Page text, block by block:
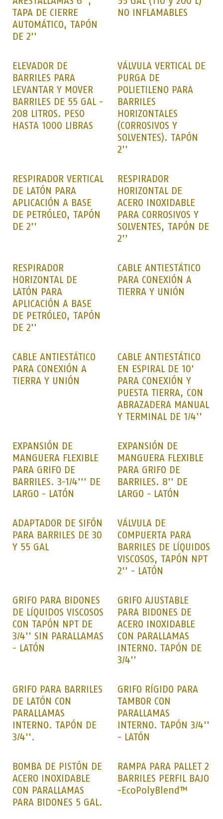
TAPA DE CIERRE
AUTOMÁTICO, TAPÓN
DE 2''
NO INFLAMABLES
ELEVADOR DE
BARRILES PARA
LEVANTAR Y MOVER
BARRILES DE 55 GAL -
208 LITROS. PESO
HASTA 1000 LIBRAS
VÁLVULA VERTICAL DE
PURGA DE
POLIETILENO PARA
BARRILES
HORIZONTALES
(CORROSIVOS Y
SOLVENTES). TAPÓN
2''
RESPIRADOR VERTICAL
DE LATÓN PARA
APLICACIÓN A BASE
DE PETRÓLEO, TAPÓN
DE 2''
RESPIRADOR
HORIZONTAL DE
ACERO INOXIDABLE
PARA CORROSIVOS Y
SOLVENTES, TAPÓN DE
2''
RESPIRADOR
HORIZONTAL DE
LATÓN PARA
APLICACIÓN A BASE
DE PETRÓLEO, TAPÓN
DE 2''
CABLE ANTIESTÁTICO
PARA CONEXIÓN A
TIERRA Y UNIÓN
CABLE ANTIESTÁTICO
PARA CONEXIÓN A
TIERRA Y UNIÓN
CABLE ANTIESTÁTICO
EN ESPIRAL DE 10'
PARA CONEXIÓN Y
PUESTA TIERRA, CON
ABRAZADERA MANUAL
Y TERMINAL DE 1/4''
EXPANSIÓN DE
MANGUERA FLEXIBLE
PARA GRIFO DE
BARRILES. 3-1/4''' DE
LARGO - LATÓN
EXPANSIÓN DE
MANGUERA FLEXIBLE
PARA GRIFO DE
BARRILES. 8'' DE
LARGO - LATÓN
ADAPTADOR DE SIFÓN
PARA BARRILES DE 30
Y 55 GAL
VÁLVULA DE
COMPUERTA PARA
BARRILES DE LÍQUIDOS
VISCOSOS, TAPÓN NPT
2'' - LATÓN
GRIFO PARA BIDONES
DE LÍQUIDOS VISCOSOS
CON TAPÓN NPT DE
3/4'' SIN PARALLAMAS
- LATÓN
GRIFO AJUSTABLE
PARA BIDONES DE
ACERO INOXIDABLE
CON PARALLAMAS
INTERNO. TAPÓN DE
3/4''
GRIFO PARA BARRILES
DE LATÓN CON
PARALLAMAS
INTERNO. TAPÓN DE
3/4''.
GRIFO RÍGIDO PARA
TAMBOR CON
PARALLAMAS
INTERNO. TAPÓN 3/4''
- LATÓN
BOMBA DE PISTÓN DE
ACERO INOXIDABLE
CON PARALLAMAS
PARA BIDONES 5 GAL.
RAMPA PARA PALLET 2
BARRILES PERFIL BAJO
-EcoPolyBlend™